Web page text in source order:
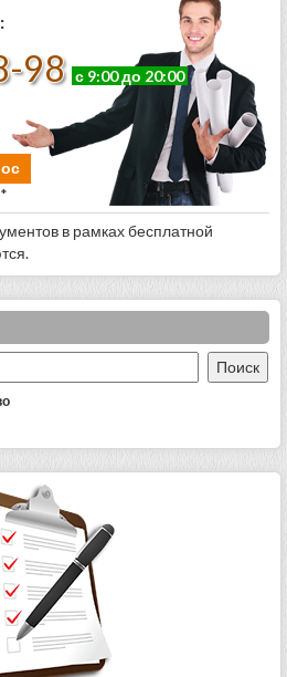
98 с 9:00 до 20:00
в рамках бесплатной